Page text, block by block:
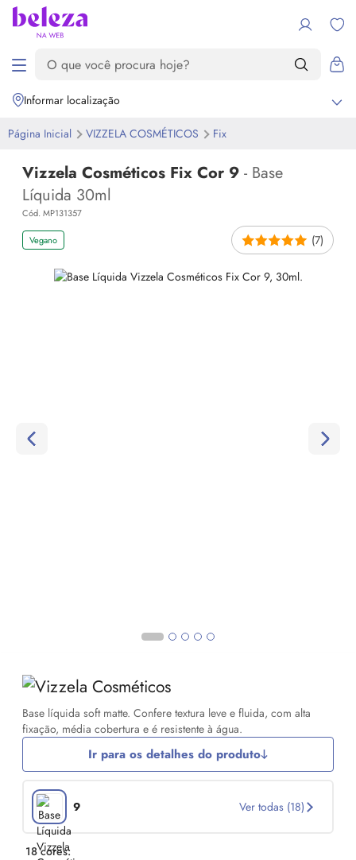
Informar localização
Página Inicial VIZZELA COSMÉTICOS Fix
Vizzela Cosméticos Fix Cor 9 - Base
Líquida 30ml
Cód. MP131357
Vegano (7)
Base líquida soft matte. Confere textura leve e fluida, com alta
fixação, média cobertura e é resistente à água.
Ir para os detalhes do produto
9 Ver todas (18)
18 cores: